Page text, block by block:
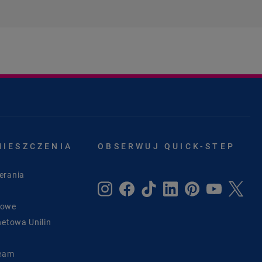
Unilin
OBSERWUJ QUICK-STEP